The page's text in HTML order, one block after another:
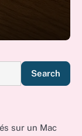
Search
sur un Mac